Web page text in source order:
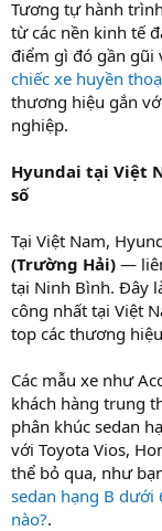
Tương tự hành
từ các nền kinh tế
điểm gì đó gần gũi
chiếc xe huyền
thương hiệu gắn
nghiệp.
Hyundai tại Việt
số
Tại Việt Nam,
(Trường Hải) —
tại Ninh Bình. Đây
công nhất tại Việt
top các thương
Các mẫu xe như
khách hàng trung
phân khúc sedan
với Toyota Vios,
thể bỏ qua, như
sedan hạng B dưới
nào?.